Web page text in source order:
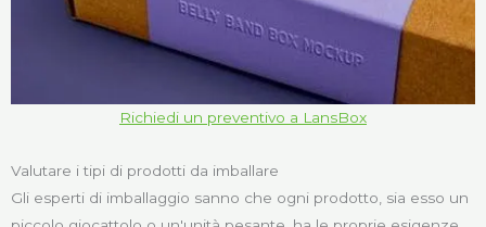
Richiedi un preventivo a LansBox
Valutare i tipi di prodotti da imballare
Gli esperti di imballaggio sanno che ogni prodotto, sia esso un